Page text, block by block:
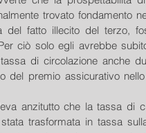
trovato fondamento
del fatto illecito del terzo,
ciò solo egli avrebbe
di circolazione anche
del premio assicurativo
anzitutto che la tassa di
trasformata in tassa